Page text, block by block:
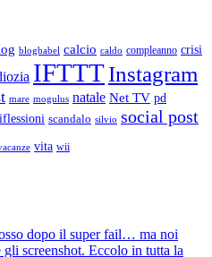
blogbabel calcio caldo compleanno crisi
IFTTTInstagram
mare mogulus natale Net TV pd
scandalo silvio social post
vita wii
dopo il super fail… ma noi
screenshot. Eccolo in tutta la